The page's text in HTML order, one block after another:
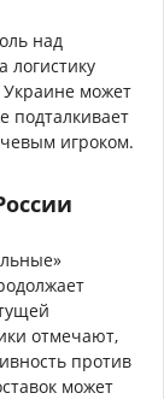
над
логистику
может
подталкивает
игроком.
отмечают,
против
может